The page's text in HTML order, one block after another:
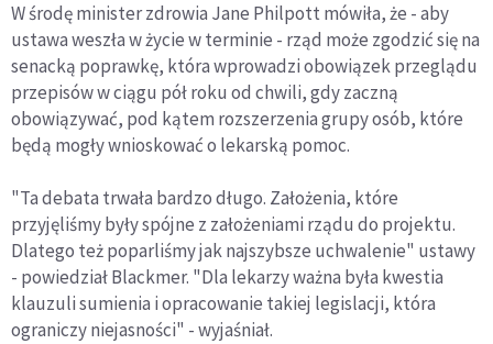
W środę minister zdrowia Jane Philpott mówiła, że - aby
ustawa weszła w życie w terminie - rząd może zgodzić się na
senacką poprawkę, która wprowadzi obowiązek przeglądu
przepisów w ciągu pół roku od chwili, gdy zaczną
obowiązywać, pod kątem rozszerzenia grupy osób, które
będą mogły wnioskować o lekarską pomoc.
"Ta debata trwała bardzo długo. Założenia, które
przyjęliśmy były spójne z założeniami rządu do projektu.
Dlatego też poparliśmy jak najszybsze uchwalenie" ustawy
- powiedział Blackmer. "Dla lekarzy ważna była kwestia
klauzuli sumienia i opracowanie takiej legislacji, która
ograniczy niejasności" - wyjaśniał.